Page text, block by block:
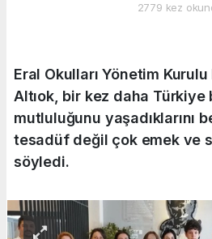
2779 kez
Eral Okulları Yönetim Kurulu
Altıok, bir kez daha Türkiye
mutluluğunu yaşadıklarını
tesadüf değil çok emek ve
söyledi.